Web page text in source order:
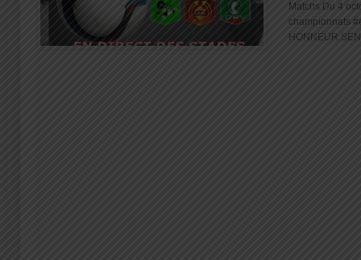
Matchs Du 4
championnats
HONNEUR